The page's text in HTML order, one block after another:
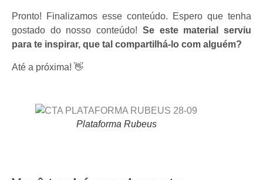
Pronto! Finalizamos esse conteúdo. Espero que tenha
gostado do nosso conteúdo! Se este material serviu
para te inspirar, que tal compartilhá-lo com alguém?
Até a próxima! 👋
Plataforma Rubeus